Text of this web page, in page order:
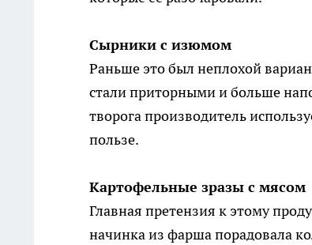
Сырники с изюмом
Раньше это был неплохой
стали приторными и больше
творога производитель
пользе.
Картофельные зразы с мясом
Главная претензия к этому
начинка из фарша порадовала